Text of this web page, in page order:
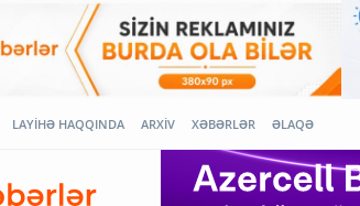
LAYİHƏ HAQQINDA ARXİV XƏBƏRLƏR ƏLAQƏ